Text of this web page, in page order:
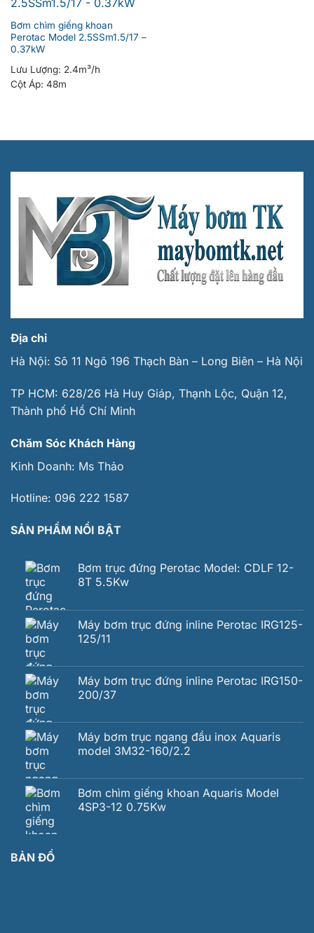
Bơm chìm giếng khoan
Perotac Model 2.5SSm1.5/17 –
0.37kW
Lưu Lượng: 2.4m³/h
Cột Áp: 48m
Địa chỉ
Hà Nội: Sô 11 Ngõ 196 Thạch Bàn – Long Biên – Hà Nội
TP HCM: 628/26 Hà Huy Giáp, Thạnh Lộc, Quận 12,
Thành phố Hồ Chí Minh
Chăm Sóc Khách Hàng
Kinh Doanh: Ms Thảo
Hotline: 096 222 1587
SẢN PHẨM NỔI BẬT
Bơm trục đứng Perotac Model: CDLF 12-
8T 5.5Kw
Máy bơm trục đứng inline Perotac IRG125-
125/11
Máy bơm trục đứng inline Perotac IRG150-
200/37
Máy bơm trục ngang đầu inox Aquaris
model 3M32-160/2.2
Bơm chìm giếng khoan Aquaris Model
4SP3-12 0.75Kw
BẢN ĐỒ